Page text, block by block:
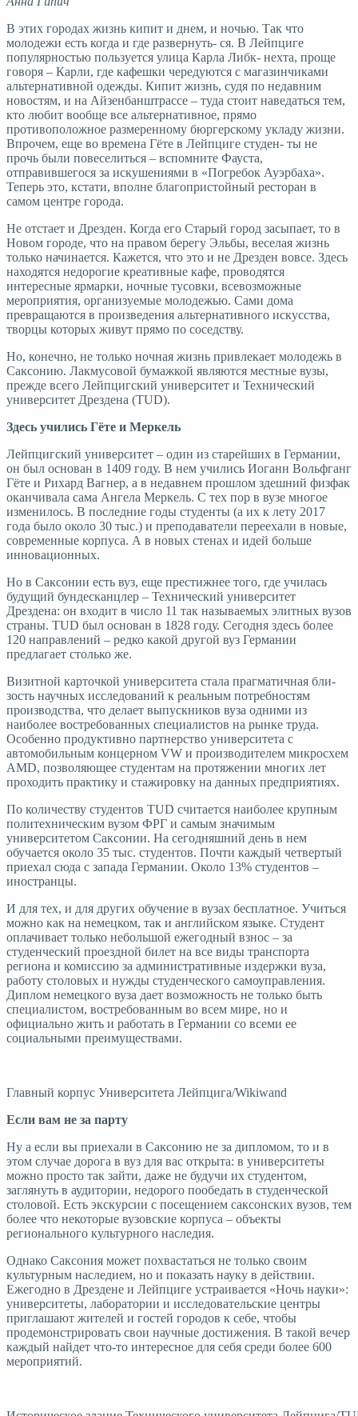
В этих городах жизнь кипит и днем, и ночью. Так что
молодежи есть когда и где развернуть- ся. В Лейпциге
популярностью пользуется улица Карла Либк- нехта, проще
говоря – Карли, где кафешки чередуются с магазинчиками
альтернативной одежды. Кипит жизнь, судя по недавним
новостям, и на Айзенбанштрассе – туда стоит наведаться тем,
кто любит вообще все альтернативное, прямо
противоположное размеренному бюргерскому укладу жизни.
Впрочем, еще во времена Гёте в Лейпциге студен- ты не
прочь были повеселиться – вспомните Фауста,
отправившегося за искушениями в «Погребок Ауэрбаха».
Теперь это, кстати, вполне благопристойный ресторан в
самом центре города.
Не отстает и Дрезден. Когда его Старый город засыпает, то в
Новом городе, что на правом берегу Эльбы, веселая жизнь
только начинается. Кажется, что это и не Дрезден вовсе. Здесь
находятся недорогие креативные кафе, проводятся
интересные ярмарки, ночные тусовки, всевозможные
мероприятия, организуемые молодежью. Сами дома
превращаются в произведения альтернативного искусства,
творцы которых живут прямо по соседству.
Но, конечно, не только ночная жизнь привлекает молодежь в
Саксонию. Лакмусовой бумажкой являются местные вузы,
прежде всего Лейпцигский университет и Технический
университет Дрездена (TUD).
Здесь учились Гёте и Меркель
Лейпцигский университет – один из старейших в Германии,
он был основан в 1409 году. В нем учились Иоганн Вольфганг
Гёте и Рихард Вагнер, а в недавнем прошлом здешний физфак
оканчивала сама Ангела Меркель. С тех пор в вузе многое
изменилось. В последние годы студенты (а их к лету 2017
года было около 30 тыс.) и преподаватели переехали в новые,
современные корпуса. А в новых стенах и идей больше
инновационных.
Но в Саксонии есть вуз, еще престижнее того, где училась
будущий бундесканцлер – Технический университет
Дрездена: он входит в число 11 так называемых элитных вузов
страны. TUD был основан в 1828 году. Сегодня здесь более
120 направлений – редко какой другой вуз Германии
предлагает столько же.
Визитной карточкой университета стала прагматичная бли-
зость научных исследований к реальным потребностям
производства, что делает выпускников вуза одними из
наиболее востребованных специалистов на рынке труда.
Особенно продуктивно партнерство университета с
автомобильным концерном VW и производителем микросхем
AMD, позволяющее студентам на протяжении многих лет
проходить практику и стажировку на данных предприятиях.
По количеству студентов TUD считается наиболее крупным
политехническим вузом ФРГ и самым значимым
университетом Саксонии. На сегодняшний день в нем
обучается около 35 тыс. студентов. Почти каждый четвертый
приехал сюда с запада Германии. Около 13% студентов –
иностранцы.
И для тех, и для других обучение в вузах бесплатное. Учиться
можно как на немецком, так и английском языке. Студент
оплачивает только небольшой ежегодный взнос – за
студенческий проездной билет на все виды транспорта
региона и комиссию за административные издержки вуза,
работу столовых и нужды студенческого самоуправления.
Диплом немецкого вуза дает возможность не только быть
специалистом, востребованным во всем мире, но и
официально жить и работать в Германии со всеми ее
социальными преимуществами.
Главный корпус Университета Лейпцига/Wikiwand
Если вам не за парту
Ну а если вы приехали в Саксонию не за дипломом, то и в
этом случае дорога в вуз для вас открыта: в университеты
можно просто так зайти, даже не будучи их студентом,
заглянуть в аудитории, недорого пообедать в студенческой
столовой. Есть экскурсии с посещением саксонских вузов, тем
более что некоторые вузовские корпуса – объекты
регионального культурного наследия.
Однако Саксония может похвастаться не только своим
культурным наследием, но и показать науку в действии.
Ежегодно в Дрездене и Лейпциге устраивается «Ночь науки»:
университеты, лаборатории и исследовательские центры
приглашают жителей и гостей городов к себе, чтобы
продемонстрировать свои научные достижения. В такой вечер
каждый найдет что-то интересное для себя среди более 600
мероприятий.